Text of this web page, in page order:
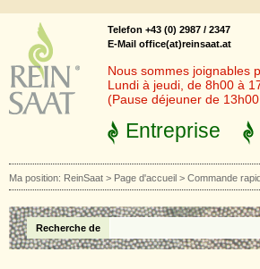
Telefon +43 (0) 2987 / 2347
E-Mail office(at)reinsaat.at
Nous sommes joignables
Lundi à jeudi, de 8h00 à
(Pause déjeuner de
Entreprise
Ma position: ReinSaat > Page d'accueil > Commande
Recherche de